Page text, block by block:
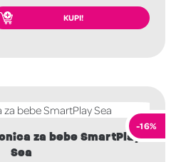
KUPI!
-16%
za bebe SmartPlay
Sea